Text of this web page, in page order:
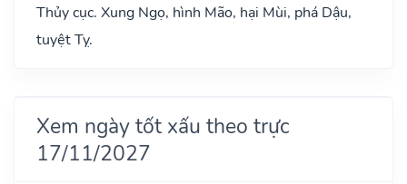
Thủy cục. Xung Ngọ, hình Mão, hại Mùi, phá Dậu,
tuyệt Tỵ.
Xem ngày tốt xấu theo trực
17/11/2027